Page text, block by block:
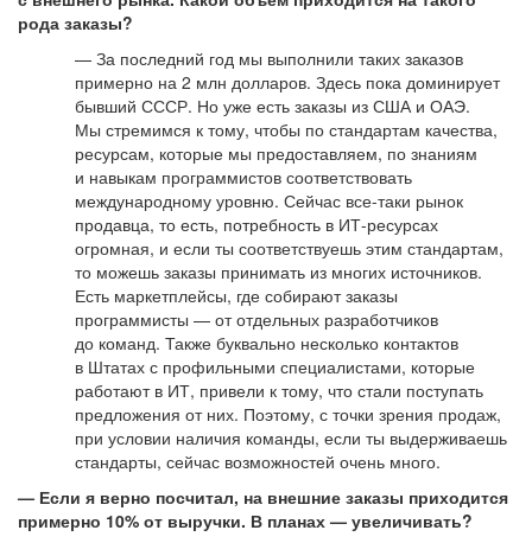
рода заказы?
— За последний год мы выполнили таких заказов
примерно на 2 млн долларов. Здесь пока доминирует
бывший СССР. Но уже есть заказы из США и ОАЭ.
Мы стремимся к тому, чтобы по стандартам качества,
ресурсам, которые мы предоставляем, по знаниям
и навыкам программистов соответствовать
международному уровню. Сейчас все-таки рынок
продавца, то есть, потребность в ИТ-ресурсах
огромная, и если ты соответствуешь этим стандартам,
то можешь заказы принимать из многих источников.
Есть маркетплейсы, где собирают заказы
программисты — от отдельных разработчиков
до команд. Также буквально несколько контактов
в Штатах с профильными специалистами, которые
работают в ИТ, привели к тому, что стали поступать
предложения от них. Поэтому, с точки зрения продаж,
при условии наличия команды, если ты выдерживаешь
стандарты, сейчас возможностей очень много.
— Если я верно посчитал, на внешние заказы приходится
примерно 10% от выручки. В планах — увеличивать?